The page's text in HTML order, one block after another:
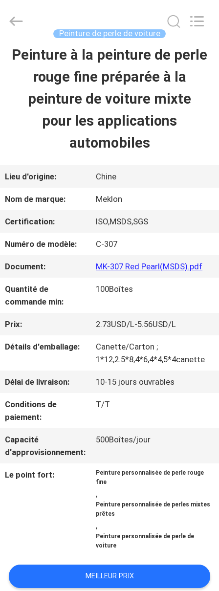
APERÇU
PRODUITS
VIDÉOS
PROPOS
VISITE
D'USINE
CONTRÔLE
DE
PLAN
Meklon
Peinture de perle de voiture
Peinture à la peinture de perle
rouge fine préparée à la
peinture de voiture mixte
pour les applications
automobiles
Lieu d'origine: Chine
Nom de marque: Meklon
Certification: ISO,MSDS,SGS
Numéro de modèle: C-307
Document: MK-307 Red Pearl(MSDS).pdf
Quantité de
commande min:
100Boîtes
Prix: 2.73USD/L-5.56USD/L
Détails d'emballage:
Canette/Carton ;
1*12,2.5*8,4*6,4*4,5*4canette
Délai de livraison: 10-15 jours ouvrables
Conditions de
paiement:
T/T
Capacité
d'approvisionnement:
500Boîtes/jour
Le point fort:
Peinture personnalisée de perle rouge
fine
,
Peinture personnalisée de perles mixtes
prêtes
,
Peinture personnalisée de perle de
voiture
MEILLEUR PRIX